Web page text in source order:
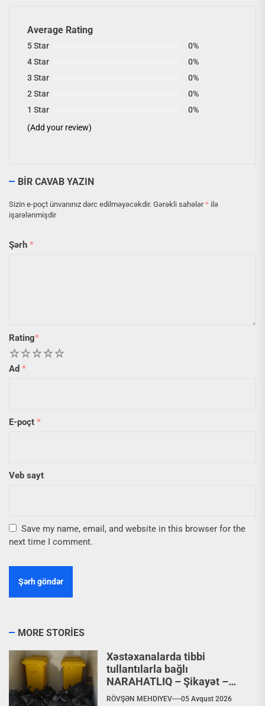
Average Rating
5 Star
0%
4 Star
0%
3 Star
0%
2 Star
0%
1 Star
0%
(Add your review)
BIR CAVAB YAZIN
Sizin e-poçt ünvanınız dərc edilməyəcəkdir. Gərəkli sahələr* ilə
işarələnmişdir
Şərh *
Rating*
5
4
3
2
Ad *
E-poçt *
Veb sayt
Save my name, email, and website in this browser for the
next time I comment.
MORE STORIES
Xəstəxanalarda tibbi
tullantılarla bağlı
NARAHATLIQ – Şikayət –
VİDEO
RÖVŞƏN MEHDIYEV 05 Avqust 2026